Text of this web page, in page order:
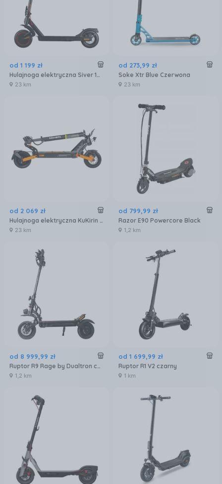
od 1 199 zł
Hulajnoga elektryczna Siver 10 Lite
23 km
od 273,99 zł
Soke Xtr Blue Czerwona
23 km
od 2 069 zł
Hulajnoga elektryczna KuKirin G2 Pro ABE
23 km
od 799,99 zł
Razor E90 Powercore Black
1,2 km
od 8 999,99 zł
Ruptor R9 Rage by Dualtron czarny
1,2 km
od 1 699,99 zł
Ruptor R1 V2 czarny
1 km